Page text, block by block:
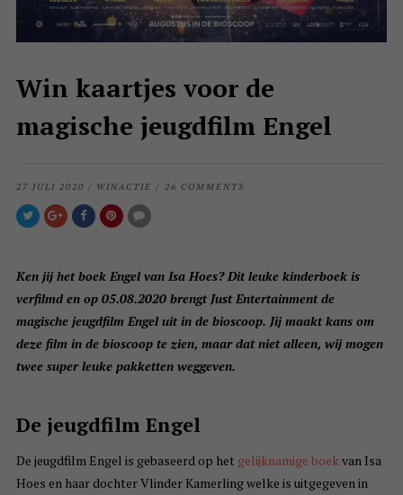
Win kaartjes voor de
magische jeugdfilm Engel
27 JULI 2020 / WINACTIE / 26 COMMENTS
Ken jij het boek Engel van Isa Hoes? Dit leuke kinderboek is
verfilmd en op 05.08.2020 brengt Just Entertainment de
magische jeugdfilm Engel uit in de bioscoop. Jij maakt kans om
deze film in de bioscoop te zien, maar dat niet alleen, wij mogen
twee super leuke pakketten weggeven.
De jeugdfilm Engel
De jeugdfilm Engel is gebaseerd op het gelijknamige boek van Isa
Hoes en haar dochter Vlinder Kamerling welke is uitgegeven in